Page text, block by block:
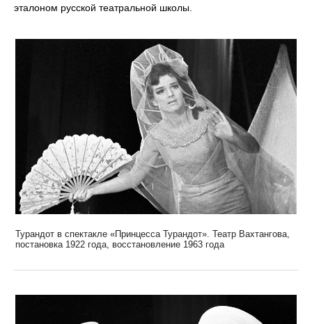
эталоном русской театральной школы.
Турандот в спектакле «Принцесса Турандот». Театр Вахтангова,
постановка 1922 года, восстановление 1963 года